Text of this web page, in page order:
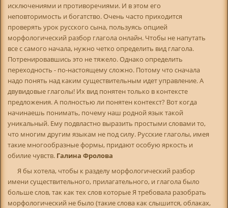
исключениями и противоречиями. И в этом его
неповторимость и богатство. Очень часто приходится
проверять урок русского сына, пользуясь опцией
морфологический разбор глагола онлайн. Чтобы не напутать
все с самого начала, нужно четко определить вид глагола.
Потренировавшись это не тяжело. Однако определить
переходность - по-настоящему сложно. Потому что сначала
надо понять над каким существительным идет управление. А
двувидовые глаголы! Их вид понятен только в контексте
предложения. А полностью ли понятен контекст? Вот когда
начинаешь понимать, почему наш родной язык такой
уникальный. Ему подвластно выразить простыми словами то,
что многим другим языкам не под силу. Русские глаголы, имея
такие многообразные формы, придают особую яркость и
обилие чувств. Галина Фролова
Я бы хотела, чтобы к разделу морфологический разбор
имени существительного, прилагательного, и глагола было
больше слов, так как тех слов которые Я требовала разобрать
морфологический не было (такие слова как слышится, облаках,